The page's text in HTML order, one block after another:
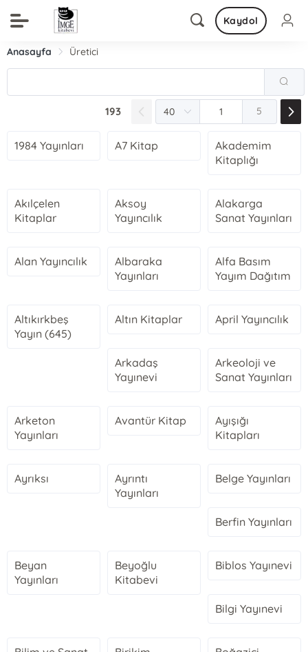
Kaydol
Anasayfa Üretici
193 5
1984 Yayınları A7 Kitap
Akademim
Kitaplığı
Akılçelen
Kitaplar
Aksoy
Yayıncılık
Alakarga
Sanat Yayınları
Alan Yayıncılık
Albaraka
Yayınları
Alfa Basım
Yayım Dağıtım
Altıkırkbeş
Yayın (645)
Altın Kitaplar April Yayıncılık
Arkadaş
Yayınevi
Arkeoloji ve
Sanat Yayınları
Arketon
Yayınları
Avantür Kitap
Ayışığı
Kitapları
Ayrıksı
Ayrıntı
Yayınları
Belge Yayınları
Berfin Yayınları
Beyan
Yayınları
Beyoğlu
Kitabevi
Biblos Yayınevi
Bilgi Yayınevi